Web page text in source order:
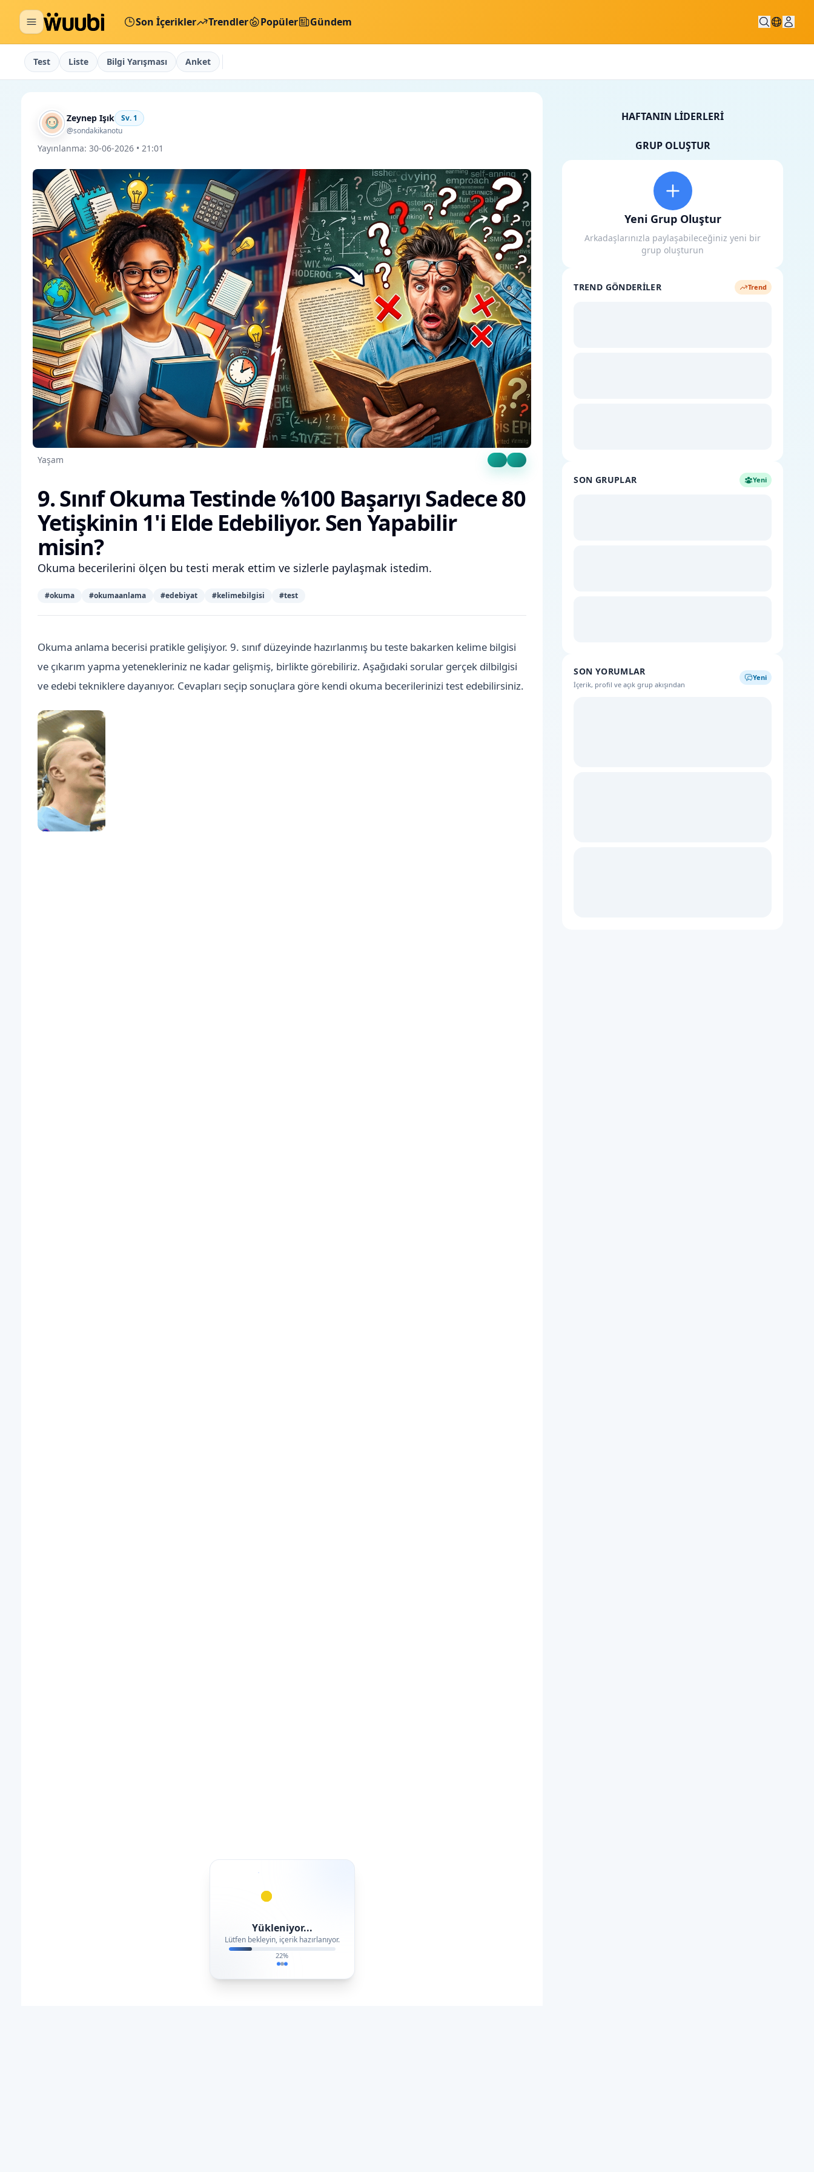
Son İçerikler Trendler Popüler Gündem
Test Liste Bilgi Yarışması Anket
Zeynep Işık Sv. 1
@sondakikanotu
Yayınlanma: 30-06-2026 • 21:01
Yaşam
9. Sınıf Okuma Testinde %100 Başarıyı Sadece 80
Yetişkinin 1'i Elde Edebiliyor. Sen Yapabilir
misin?
Okuma becerilerini ölçen bu testi merak ettim ve sizlerle paylaşmak istedim.
#okuma #okumaanlama #edebiyat #kelimebilgisi #test
Okuma anlama becerisi pratikle gelişiyor. 9. sınıf düzeyinde hazırlanmış bu teste bakarken kelime bilgisi
ve çıkarım yapma yetenekleriniz ne kadar gelişmiş, birlikte görebiliriz. Aşağıdaki sorular gerçek dilbilgisi
ve edebi tekniklere dayanıyor. Cevapları seçip sonuçlara göre kendi okuma becerilerinizi test edebilirsiniz.
Yükleniyor...
Lütfen bekleyin, içerik hazırlanıyor.
22%
HAFTANIN LIDERLERI
GRUP OLUŞTUR
Yeni Grup Oluştur
Arkadaşlarınızla paylaşabileceğiniz yeni bir
grup oluşturun
TREND GÖNDERILER Trend
SON GRUPLAR Yeni
SON YORUMLAR
İçerik, profil ve açık grup akışından
Yeni